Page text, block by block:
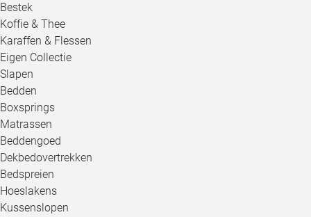
Bestek
Koffie & Thee
Karaffen & Flessen
Eigen Collectie
Slapen
Bedden
Boxsprings
Matrassen
Beddengoed
Dekbedovertrekken
Bedspreien
Hoeslakens
Kussenslopen